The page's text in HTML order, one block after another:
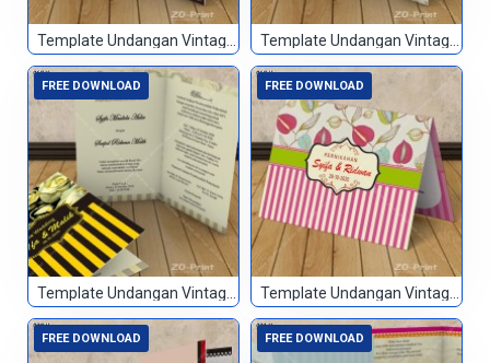
Template Undangan Vintage 065 Template Undangan Vintage 067
FREE DOWNLOAD
Template Undangan Vintage 068
FREE DOWNLOAD
Template Undangan Vintage 069
FREE DOWNLOAD FREE DOWNLOAD